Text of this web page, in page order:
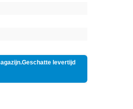
levertijd